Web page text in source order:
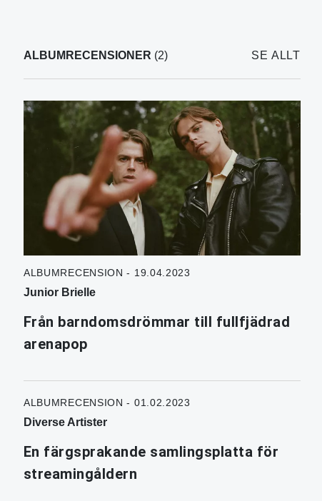
ALBUMRECENSIONER (2) SE ALLT
ALBUMRECENSION - 19.04.2023
Junior Brielle
Från barndomsdrömmar till fullfjädrad
arenapop
ALBUMRECENSION - 01.02.2023
Diverse Artister
En färgsprakande samlingsplatta för
streamingåldern